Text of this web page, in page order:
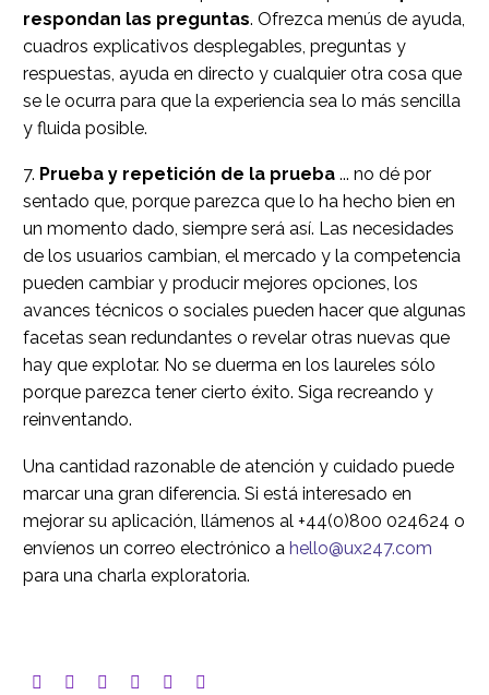
respondan las preguntas. Ofrezca menús de ayuda,
cuadros explicativos desplegables, preguntas y
respuestas, ayuda en directo y cualquier otra cosa que
se le ocurra para que la experiencia sea lo más sencilla
y fluida posible.
7. Prueba y repetición de la prueba ... no dé por
sentado que, porque parezca que lo ha hecho bien en
un momento dado, siempre será así. Las necesidades
de los usuarios cambian, el mercado y la competencia
pueden cambiar y producir mejores opciones, los
avances técnicos o sociales pueden hacer que algunas
facetas sean redundantes o revelar otras nuevas que
hay que explotar. No se duerma en los laureles sólo
porque parezca tener cierto éxito. Siga recreando y
reinventando.
Una cantidad razonable de atención y cuidado puede
marcar una gran diferencia. Si está interesado en
mejorar su aplicación, llámenos al +44(0)800 024624 o
envíenos un correo electrónico a hello@ux247.com
para una charla exploratoria.